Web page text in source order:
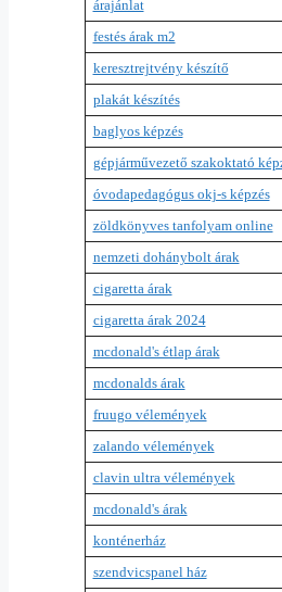
árajánlat
festés árak m2
keresztrejtvény készítő
plakát készítés
baglyos képzés
gépjárművezető szakoktató
óvodapedagógus okj-s képzés
zöldkönyves tanfolyam online
nemzeti dohánybolt árak
cigaretta árak
cigaretta árak 2024
mcdonald's étlap árak
mcdonalds árak
fruugo vélemények
zalando vélemények
clavin ultra vélemények
mcdonald's árak
konténerház
szendvicspanel ház